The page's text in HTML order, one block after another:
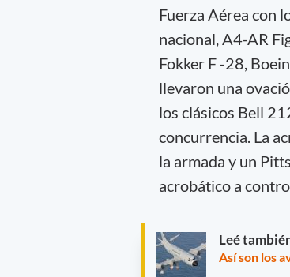
Fuerza Aérea con
nacional, A4-AR
Fokker F -28,
llevaron una
los clásicos Bell
concurrencia. La
la armada y un
acrobático a
Leé
Así son los